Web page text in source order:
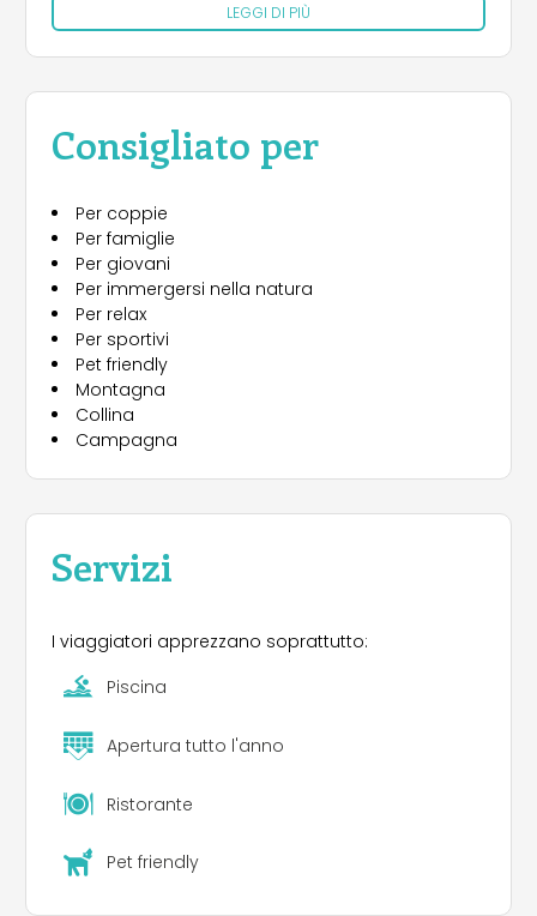
Ancora poco nota al turismo di massa, la regione
di Beiras offre l'opportunità di scoprire il Portogallo
autentico, cone le sue tradizioni e la sua cultura, in
spazi immensi che sono un paradiso per
tranquillità.
Park Tapadinho offre la possibilità di campeggio
tutto l'anno. Il terreno terrazzato e soleggiato è
ideale per godere del panorama sulla "Valle del
Silenzio". Il campeggio è Pet Friendly.
LEGGI DI PIÙ
Consigliato per
Per coppie
Per famiglie
Per giovani
Per immergersi nella natura
Per relax
Per sportivi
Pet friendly
Montagna
Collina
Campagna
Servizi
I viaggiatori apprezzano soprattutto:
Piscina
Apertura tutto l'anno
Ristorante
Pet friendly